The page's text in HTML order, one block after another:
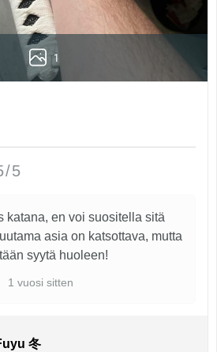
1
5
katana, en voi suositella sitä
asia on katsottava, mutta
syytä huoleen!
1 vuosi sitten
冬